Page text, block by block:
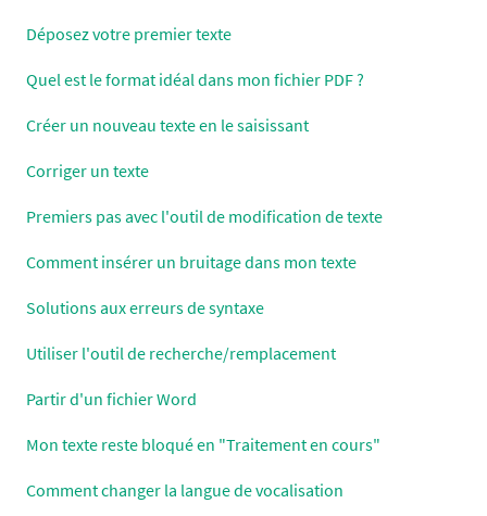
Déposez votre premier texte
Quel est le format idéal dans mon fichier PDF ?
Créer un nouveau texte en le saisissant
Corriger un texte
Premiers pas avec l'outil de modification de texte
Comment insérer un bruitage dans mon texte
Solutions aux erreurs de syntaxe
Utiliser l'outil de recherche/remplacement
Partir d'un fichier Word
Mon texte reste bloqué en "Traitement en cours"
Comment changer la langue de vocalisation